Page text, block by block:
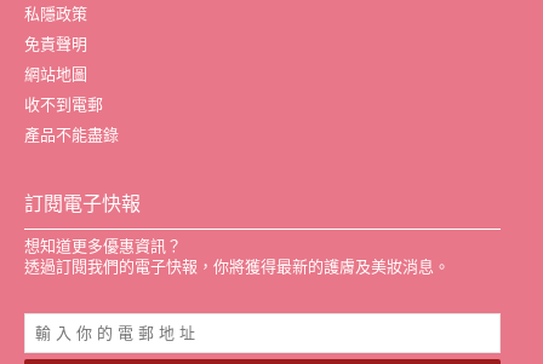
私隱政策
免責聲明
網站地圖
收不到電郵
產品不能盡錄
訂閱電子快報
想知道更多優惠資訊？
透過訂閱我們的電子快報，你將獲得最新的護膚及美妝消息。